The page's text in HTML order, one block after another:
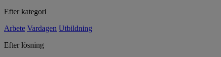
Efter kategori
Arbete Vardagen Utbildning
Efter lösning